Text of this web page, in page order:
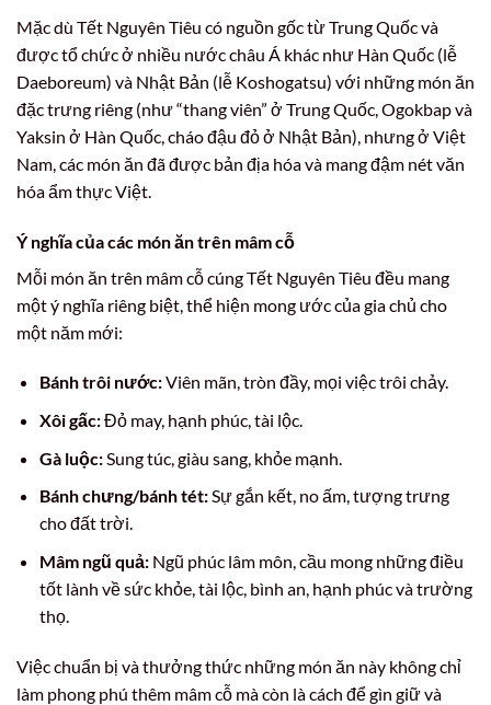
Mặc dù Tết Nguyên Tiêu có nguồn gốc từ Trung Quốc và
được tổ chức ở nhiều nước châu Á khác như Hàn Quốc (lễ
Daeboreum) và Nhật Bản (lễ Koshogatsu) với những món ăn
đặc trưng riêng (như “thang viên” ở Trung Quốc, Ogokbap và
Yaksin ở Hàn Quốc, cháo đậu đỏ ở Nhật Bản), nhưng ở Việt
Nam, các món ăn đã được bản địa hóa và mang đậm nét văn
hóa ẩm thực Việt.
Ý nghĩa của các món ăn trên mâm cỗ
Mỗi món ăn trên mâm cỗ cúng Tết Nguyên Tiêu đều mang
một ý nghĩa riêng biệt, thể hiện mong ước của gia chủ cho
một năm mới:
Bánh trôi nước:Viên mãn, tròn đầy, mọi việc trôi chảy.
Xôi gấc:Đỏ may, hạnh phúc, tài lộc.
Gà luộc:Sung túc, giàu sang, khỏe mạnh.
Bánh chưng/bánh tét:Sự gắn kết, no ấm, tượng trưng
cho đất trời.
Mâm ngũ quả:Ngũ phúc lâm môn, cầu mong những điều
tốt lành về sức khỏe, tài lộc, bình an, hạnh phúc và trường
thọ.
Việc chuẩn bị và thưởng thức những món ăn này không chỉ
làm phong phú thêm mâm cỗ mà còn là cách để gìn giữ và